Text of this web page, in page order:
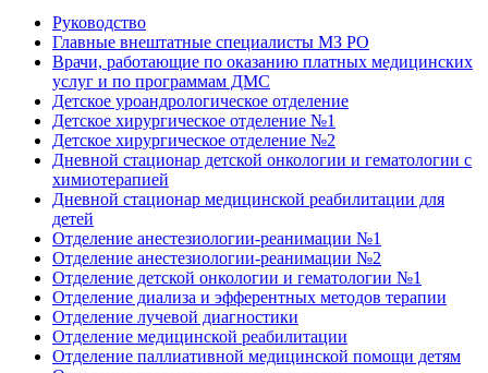
Руководство
Главные внештатные специалисты МЗ РО
Врачи, работающие по оказанию платных медицинских
услуг и по программам ДМС
Детское уроандрологическое отделение
Детское хирургическое отделение №1
Детское хирургическое отделение №2
Дневной стационар детской онкологии и гематологии с
химиотерапией
Дневной стационар медицинской реабилитации для
детей
Отделение анестезиологии-реанимации №1
Отделение анестезиологии-реанимации №2
Отделение детской онкологии и гематологии №1
Отделение диализа и эфферентных методов терапии
Отделение лучевой диагностики
Отделение медицинской реабилитации
Отделение паллиативной медицинской помощи детям